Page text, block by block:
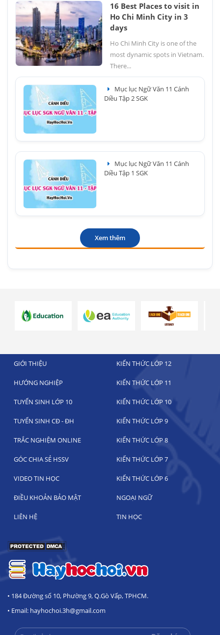
16 Best Places to visit in
Ho Chi Minh City in 3
days
Ho Chi Minh City is one of the
most dynamic spots in Vietnam.
There...
Mục lục Ngữ Văn 11 Cánh
Diều Tập 2 SGK
Mục lục Ngữ Văn 11 Cánh
Diều Tập 1 SGK
Xem thêm
GIỚI THIỆU KIẾN THỨC LỚP 12
HƯỚNG NGHIỆP KIẾN THỨC LỚP 11
TUYỂN SINH LỚP 10 KIẾN THỨC LỚP 10
TUYỂN SINH CĐ - ĐH KIẾN THỨC LỚP 9
TRẮC NGHIỆM ONLINE KIẾN THỨC LỚP 8
GÓC CHIA SẺ HSSV KIẾN THỨC LỚP 7
VIDEO TIN HỌC KIẾN THỨC LỚP 6
ĐIỀU KHOẢN BẢO MẬT NGOẠI NGỮ
LIÊN HỆ TIN HỌC
• 184 Đường số 10, Phường 9, Q.Gò Vấp, TPHCM.
• Email: hayhochoi.3h@gmail.com